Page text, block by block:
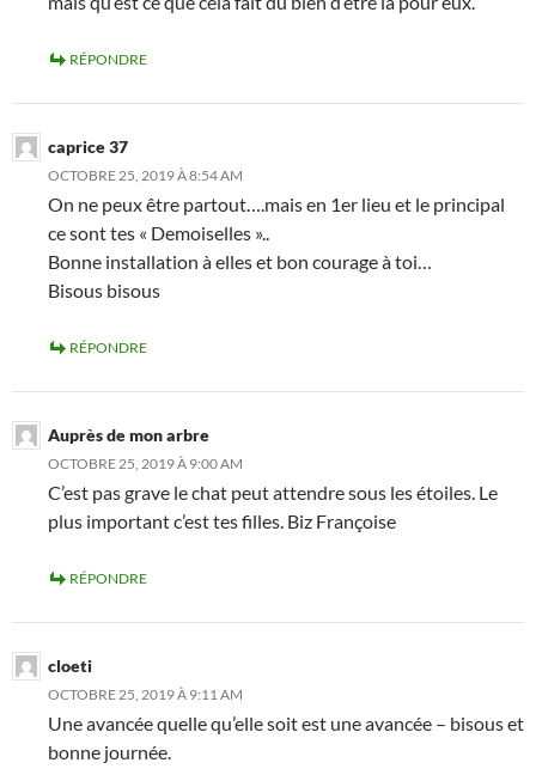
RÉPONDRE
caprice 37
OCTOBRE 25, 2019 À 8:54 AM
On ne peux être partout….mais en 1er lieu et le principal
ce sont tes « Demoiselles »..
Bonne installation à elles et bon courage à toi…
Bisous bisous
RÉPONDRE
Auprès de mon arbre
OCTOBRE 25, 2019 À 9:00 AM
C’est pas grave le chat peut attendre sous les étoiles. Le
plus important c’est tes filles. Biz Françoise
RÉPONDRE
cloeti
OCTOBRE 25, 2019 À 9:11 AM
Une avancée quelle qu’elle soit est une avancée – bisous et
bonne journée.